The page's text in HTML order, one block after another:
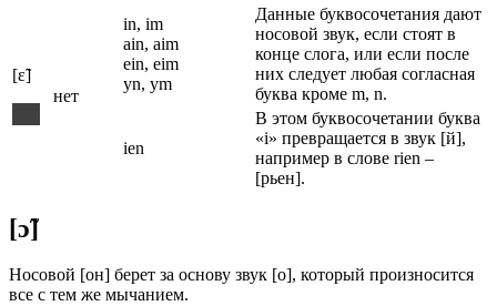
[ɛ̃]
нет
in, im
ain, aim
ein, eim
yn, ym
Данные буквосочетания дают
носовой звук, если стоят в
конце слога, или если после
них следует любая согласная
буква кроме m, n.
ien
В этом буквосочетании буква
«i» превращается в звук [й],
например в слове rien –
[рьен].
[ɔ̃]
Носовой [он] берет за основу звук [о], который произносится
все с тем же мычанием.